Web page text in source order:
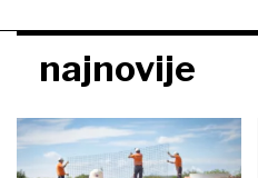
najnovije